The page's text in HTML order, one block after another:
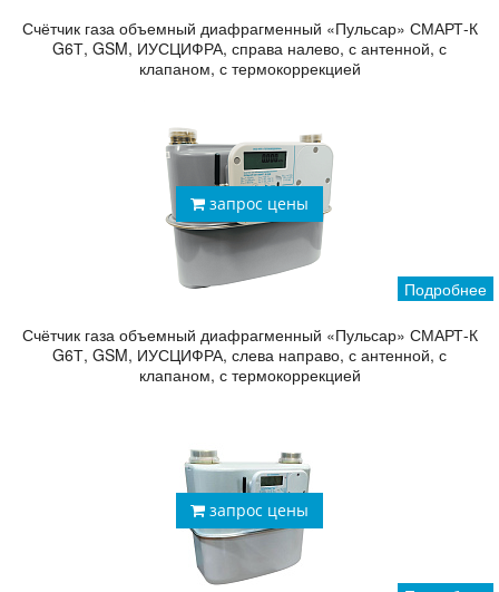
Счётчик газа объемный диафрагменный «Пульсар» СМАРТ-К
G6Т, GSM, ИУСЦИФРА, справа налево, с антенной, с
клапаном, с термокоррекцией
запрос цены
Подробнее
Счётчик газа объемный диафрагменный «Пульсар» СМАРТ-К
G6Т, GSM, ИУСЦИФРА, слева направо, с антенной, с
клапаном, с термокоррекцией
запрос цены